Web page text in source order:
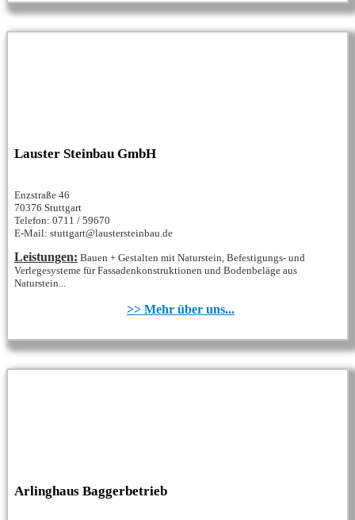
Lauster Steinbau GmbH
Enzstraße 46
70376 Stuttgart
Telefon: 0711 / 59670
E-Mail: stuttgart@laustersteinbau.de
Leistungen: Bauen + Gestalten mit Naturstein, Befestigungs- und
Verlegesysteme für Fassadenkonstruktionen und Bodenbeläge aus
Naturstein...
>> Mehr über uns...
Arlinghaus Baggerbetrieb